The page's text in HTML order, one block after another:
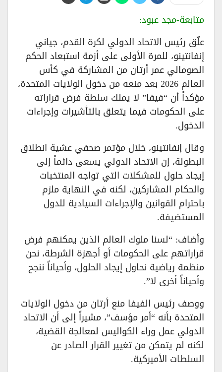
متابعة-مجد عبود:
علّق رئيس الاتحاد الدولي لكرة القدم، جياني
إنفانتينو، للمرة الأولى على أزمة استبعاد الحكم
الصومالي عمر أرتان من المشاركة في كأس
العالم 2026 بعد منعه من دخول الولايات المتحدة،
مؤكداً أن “فيفا” لا يملك سلطة فرض قراراته
على الحكومات فيما يتعلق بالتأشيرات وإجراءات
الدخول.
وقال إنفانتينو، خلال مؤتمر صحفي عشية انطلاق
البطولة، إن الاتحاد الدولي يسعى دائماً إلى
إيجاد حلول للمشكلات التي تواجه المنتخبات
والحكام المشاركين، لكنه في النهاية ملزم
باحترام القوانين والإجراءات السيادية للدول
المستضيفة.
وأضاف: “لسنا ملوك العالم الذين يمكنهم فرض
قراراتهم على الحكومات أو أجهزة الشرطة، نحن
منظمة رياضية نحاول إيجاد الحلول، وأحياناً ننجح
وأحياناً أخرى لا”.
ووصف رئيس الفيفا منع أرتان من دخول الولايات
المتحدة بأنه “أمر مؤسف”، مشيراً إلى أن الاتحاد
الدولي عمل وراء الكواليس لمعالجة القضية،
لكنه لم يتمكن من تغيير القرار الصادر عن
السلطات الأميركية.